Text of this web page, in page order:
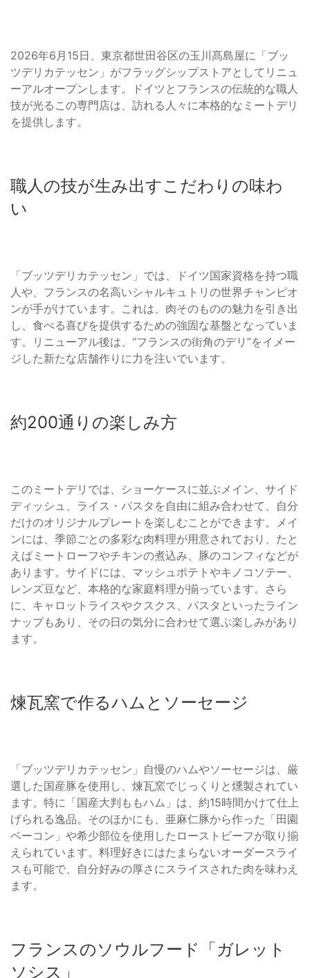
2026年6月15日、東京都世田谷区の玉川髙島屋に「ブッ
ツデリカテッセン」がフラッグシップストアとしてリニュ
ーアルオープンします。ドイツとフランスの伝統的な職人
技が光るこの専門店は、訪れる人々に本格的なミートデリ
を提供します。
職人の技が生み出すこだわりの味わ
い
「ブッツデリカテッセン」では、ドイツ国家資格を持つ職
人や、フランスの名高いシャルキュトリの世界チャンピオ
ンが手がけています。これは、肉そのものの魅力を引き出
し、食べる喜びを提供するための強固な基盤となっていま
す。リニューアル後は、“フランスの街角のデリ”をイメー
ジした新たな店舗作りに力を注いでいます。
約200通りの楽しみ方
このミートデリでは、ショーケースに並ぶメイン、サイド
ディッシュ、ライス・パスタを自由に組み合わせて、自分
だけのオリジナルプレートを楽しむことができます。メイ
ンには、季節ごとの多彩な肉料理が用意されており、たと
えばミートローフやチキンの煮込み、豚のコンフィなどが
あります。サイドには、マッシュポテトやキノコソテー、
レンズ豆など、本格的な家庭料理が揃っています。さら
に、キャロットライスやクスクス、パスタといったライン
ナップもあり、その日の気分に合わせて選ぶ楽しみがあり
ます。
煉瓦窯で作るハムとソーセージ
「ブッツデリカテッセン」自慢のハムやソーセージは、厳
選した国産豚を使用し、煉瓦窯でじっくりと燻製されてい
ます。特に「国産大判ももハム」は、約15時間かけて仕上
げられる逸品。そのほかにも、亜麻仁豚から作った「田園
ベーコン」や希少部位を使用したローストビーフが取り揃
えられています。料理好きにはたまらないオーダースライ
スも可能で、自分好みの厚さにスライスされた肉を味わえ
ます。
フランスのソウルフード「ガレット
ソシス」